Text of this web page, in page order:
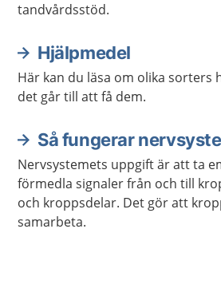
tandvårdsstöd.
Hjälpmedel
Här kan du läsa om olika sorters
det går till att få dem.
Så fungerar
Nervsystemets uppgift är att ta
förmedla signaler från och till
och kroppsdelar. Det gör att
samarbeta.